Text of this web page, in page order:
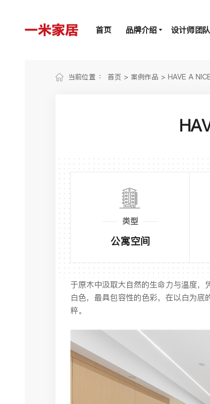
首页 品牌介绍 设计师团队
当前位置 ：首页 > 案例作品 >HAVE A
类型
公寓空间
于原木中汲取大自然的生命力与温度，
白色，最具包容性的色彩，在以白为
粹。